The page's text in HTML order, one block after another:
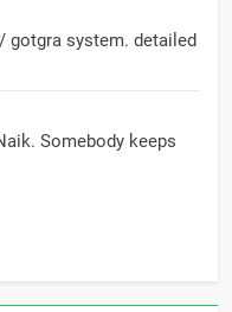
gotgra system. detailed
Somebody keeps